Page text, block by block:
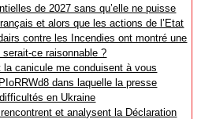
de 2027 sans qu’elle ne puisse
et alors que les actions de l’Etat
contre les Incendies ont montré une
ce raisonnable ?
canicule me conduisent à vous
dans laquelle la presse
en Ukraine
et analysent la Déclaration